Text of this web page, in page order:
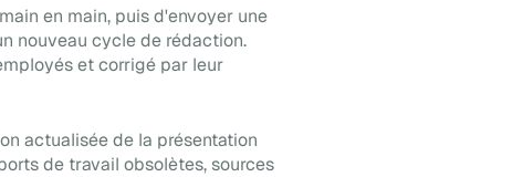
en main, puis d'envoyer une
nouveau cycle de rédaction.
et corrigé par leur
actualisée de la présentation
de travail obsolètes, sources